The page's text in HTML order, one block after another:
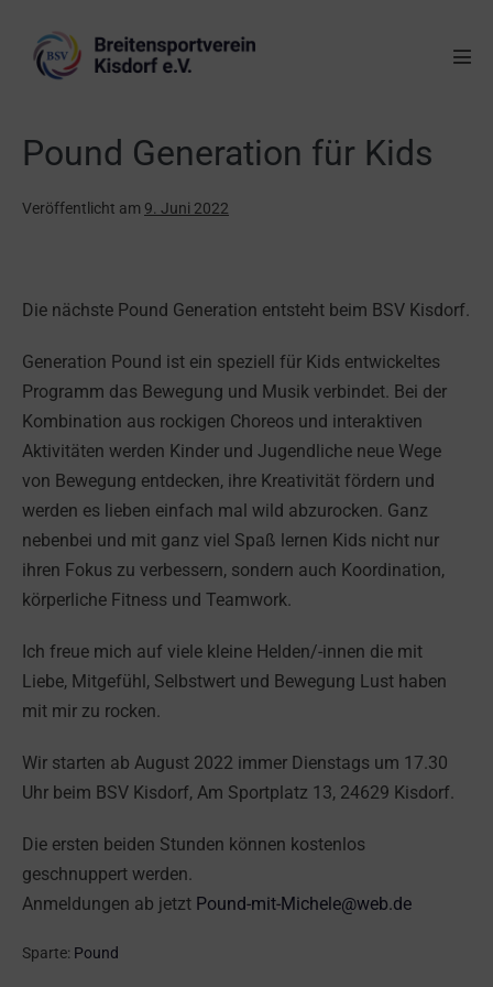
Pound Generation für Kids
Veröffentlicht am 9. Juni 2022
Die nächste Pound Generation entsteht beim BSV Kisdorf.
Generation Pound ist ein speziell für Kids entwickeltes
Programm das Bewegung und Musik verbindet. Bei der
Kombination aus rockigen Choreos und interaktiven
Aktivitäten werden Kinder und Jugendliche neue Wege
von Bewegung entdecken, ihre Kreativität fördern und
werden es lieben einfach mal wild abzurocken. Ganz
nebenbei und mit ganz viel Spaß lernen Kids nicht nur
ihren Fokus zu verbessern, sondern auch Koordination,
körperliche Fitness und Teamwork.
Ich freue mich auf viele kleine Helden/-innen die mit
Liebe, Mitgefühl, Selbstwert und Bewegung Lust haben
mit mir zu rocken.
Wir starten ab August 2022 immer Dienstags um 17.30
Uhr beim BSV Kisdorf, Am Sportplatz 13, 24629 Kisdorf.
Die ersten beiden Stunden können kostenlos
geschnuppert werden.
Anmeldungen ab jetzt Pound-mit-Michele@web.de
Sparte: Pound